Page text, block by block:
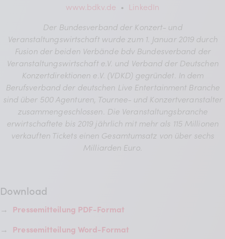
www.bdkv.de • LinkedIn
Der Bundesverband der Konzert- und
Veranstaltungswirtschaft wurde zum 1. Januar 2019 durch
Fusion der beiden Verbände bdv Bundesverband der
Veranstaltungswirtschaft e.V. und Verband der Deutschen
Konzertdirektionen e.V. (VDKD) gegründet. In dem
Berufsverband der deutschen Live Entertainment Branche
sind über 500 Agenturen, Tournee- und Konzertveranstalter
zusammengeschlossen. Die Veranstaltungsbranche
erwirtschaftete bis 2019 jährlich mit mehr als 115 Millionen
verkauften Tickets einen Gesamtumsatz von über sechs
Milliarden Euro.
Download
→ Pressemitteilung PDF-Format
→ Pressemitteilung Word-Format